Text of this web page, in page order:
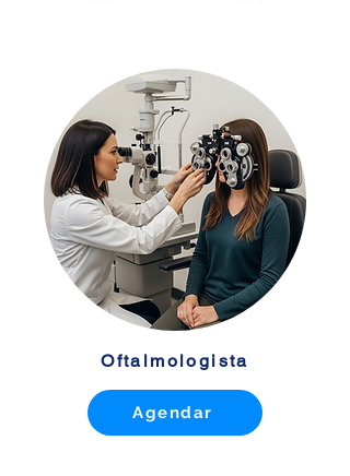
Oftalmologista
Agendar